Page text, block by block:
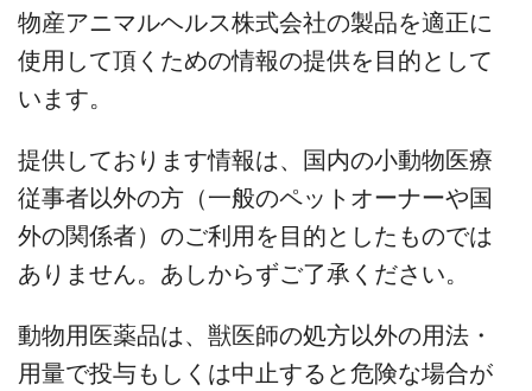
物産アニマルヘルス株式会社の製品を適正に
使用して頂くための情報の提供を目的として
います。
提供しております情報は、国内の小動物医療
従事者以外の方（一般のペットオーナーや国
外の関係者）のご利用を目的としたものでは
ありません。あしからずご了承ください。
動物用医薬品は、獣医師の処方以外の用法・
用量で投与もしくは中止すると危険な場合が